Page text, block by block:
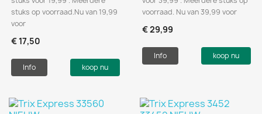
stuks op voorraad.Nu van 19,99
voor
€ 17,50
Info koop nu
voorraad. Nu van 39,99 voor
€ 29,99
Info koop nu